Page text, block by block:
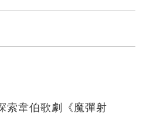
索韋伯歌劇《魔彈射